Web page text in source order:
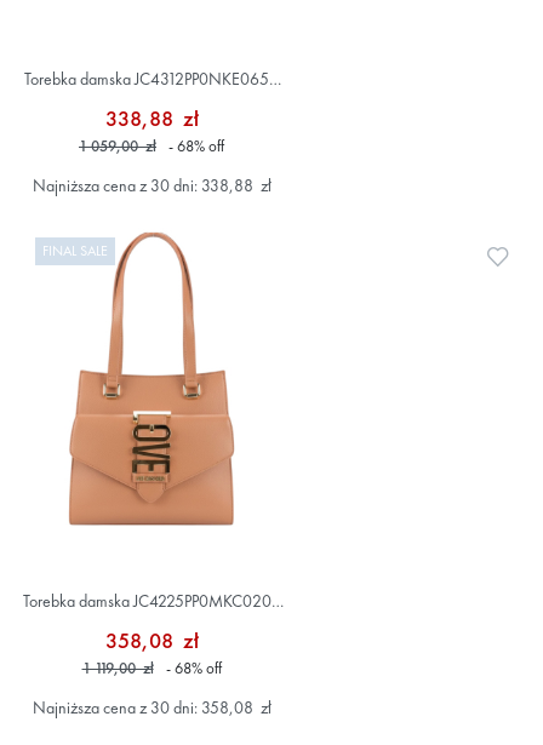
Torebka damska JC4312PP0NKE0650
338,88 zł
1 059,00 zł - 68%off
Najniższa cena z 30 dni: 338,88 zł
FINAL SALE
Torebka damska JC4225PP0MKC0201
358,08 zł
1 119,00 zł - 68%off
Najniższa cena z 30 dni: 358,08 zł